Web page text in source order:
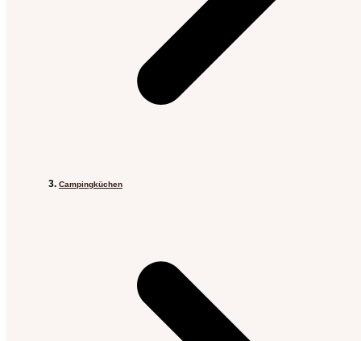
Campingküchen